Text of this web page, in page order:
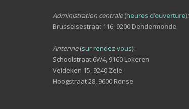
Administration centrale(heures d’ouverture):
Brusselsestraat 116, 9200 Dendermonde
Antenne(sur rendez vous):
Schoolstraat 6W4, 9160 Lokeren
Veldeken 15, 9240 Zele
Hoogstraat 28, 9600 Ronse